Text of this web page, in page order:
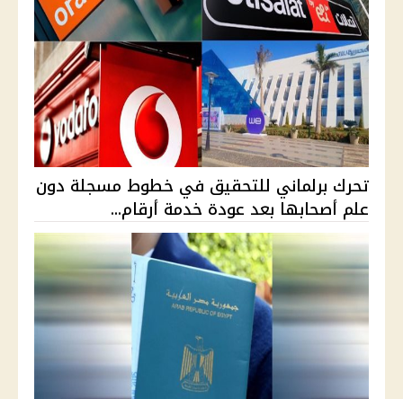
تحرك برلماني للتحقيق في خطوط مسجلة دون
علم أصحابها بعد عودة خدمة أرقام...